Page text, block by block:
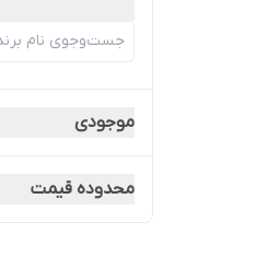
موجودی
محدوده قیمت